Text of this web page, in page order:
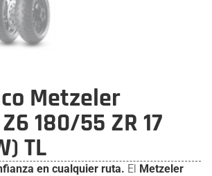
Metzeler
180/55 ZR 17
TL
en cualquier ruta. El Metzeler